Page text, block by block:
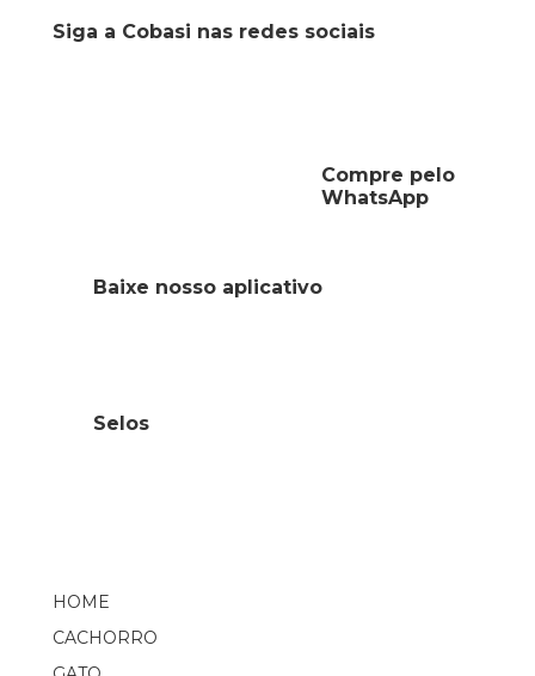
Siga a Cobasi nas redes sociais
Compre pelo
WhatsApp
HOME
CACHORRO
Baixe nosso aplicativo
Selos